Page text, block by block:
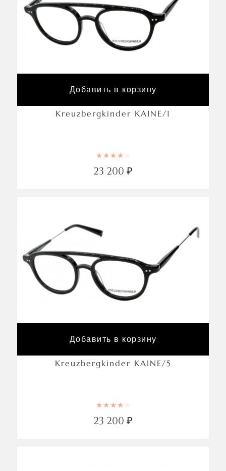
Добавить в корзину
Kreuzbergkinder KAINE/1
23 200 ₽
Добавить в корзину
Kreuzbergkinder KAINE/5
23 200 ₽